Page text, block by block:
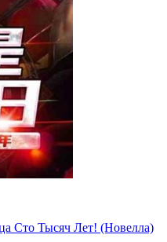
Сто Тысяч Лет! (Новелла)